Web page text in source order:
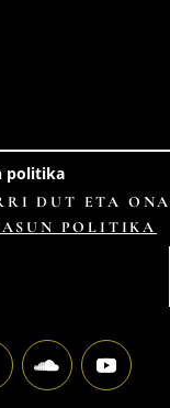
politika
DUT ETA
POLITIKA